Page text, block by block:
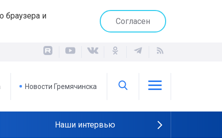
браузера и
Согласен
Новости Гремячинска
Наши интервью